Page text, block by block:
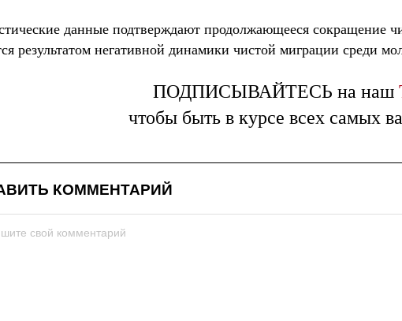
данные подтверждают продолжающееся сокращение
результатом негативной динамики чистой миграции среди
ПОДПИСЫВАЙТЕСЬ на наш
чтобы быть в курсе всех самых
КОММЕНТАРИЙ